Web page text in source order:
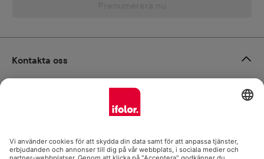
Kontakta oss
Om oss